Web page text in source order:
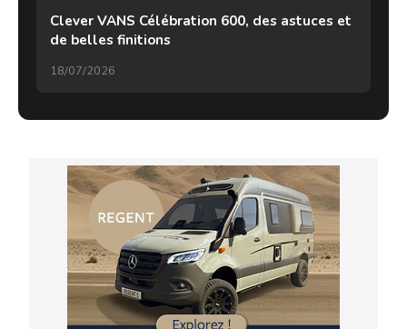
Clever VANS Célébration 600, des astuces et
de belles finitions
18/07/2026